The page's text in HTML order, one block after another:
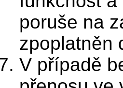
poruše na
zpoplatněn
V případě